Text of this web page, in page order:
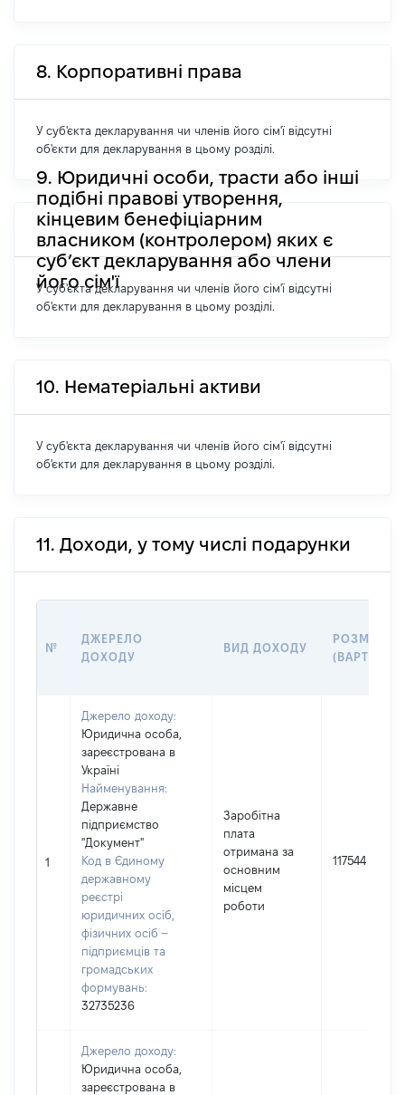
8. Корпоративні права
У суб'єкта декларування чи членів його сім'ї відсутні
об'єкти для декларування в цьому розділі.
9. Юридичні особи, трасти або інші
подібні правові утворення,
кінцевим бенефіціарним
власником (контролером) яких є
суб’єкт декларування або члени
його сім'ї
У суб'єкта декларування чи членів його сім'ї відсутні
об'єкти для декларування в цьому розділі.
10. Нематеріальні активи
У суб'єкта декларування чи членів його сім'ї відсутні
об'єкти для декларування в цьому розділі.
11. Доходи, у тому числі подарунки
№
ДЖЕРЕЛО
ДОХОДУ
ВИД ДОХОДУ
РОЗМІР
(ВАРТІСТЬ)
1
Джерело доходу:
Юридична особа,
зареєстрована в
Україні
Найменування:
Державне
підприємство
"Документ"
Код в Єдиному
державному
реєстрі
юридичних осіб,
фізичних осіб –
підприємців та
громадських
формувань:
32735236
Заробітна
плата
отримана за
основним
місцем
роботи
117544
Джерело доходу:
Юридична особа,
зареєстрована в